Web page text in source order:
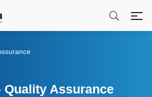
Quality Assurance